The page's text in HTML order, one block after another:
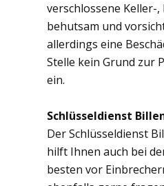
verschlossene
behutsam und
allerdings eine
Stelle kein Grund zur
ein.
Schlüsseldienst
Der Schlüsseldienst
hilft Ihnen auch bei
besten vor